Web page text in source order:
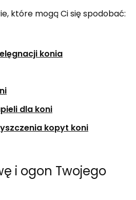
które mogą Ci się spodobać:
konia
dla koni
kopyt koni
i ogon Twojego